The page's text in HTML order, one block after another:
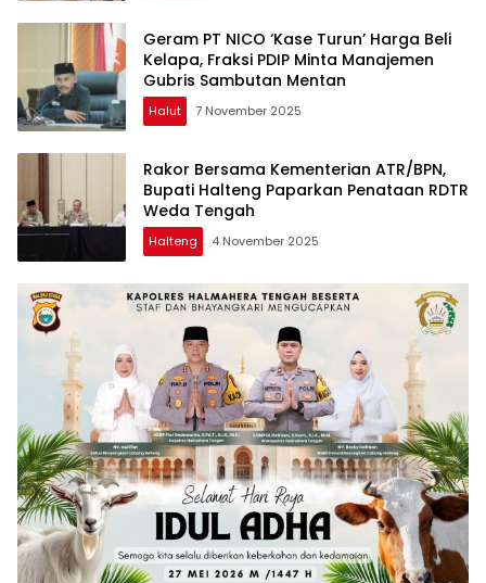
Geram PT NICO ‘Kase Turun’ Harga Beli
Kelapa, Fraksi PDIP Minta Manajemen
Gubris Sambutan Mentan
Halut 7 November 2025
Rakor Bersama Kementerian ATR/BPN,
Bupati Halteng Paparkan Penataan RDTR
Weda Tengah
Halteng 4 November 2025